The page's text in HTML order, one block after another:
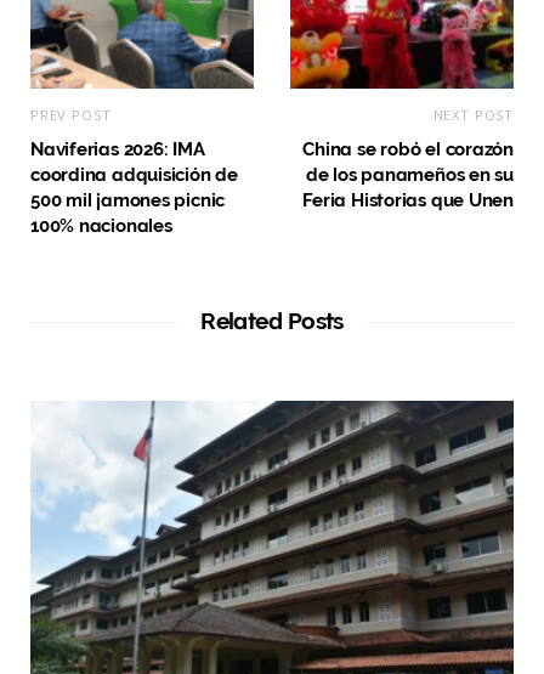
PREV POST
Naviferias 2026: IMA
coordina adquisición de
500 mil jamones picnic
100% nacionales
NEXT POST
China se robó el corazón
de los panameños en su
Feria Historias que Unen
Related Posts